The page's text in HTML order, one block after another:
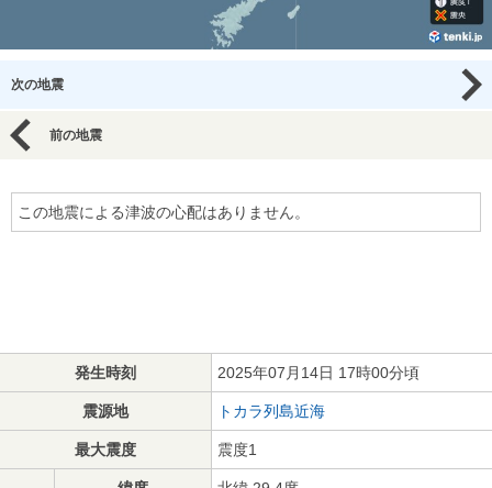
次の地震
前の地震
この地震による津波の心配はありません。
発生時刻 2025年07月14日 17時00分頃
震源地 トカラ列島近海
最大震度 震度1